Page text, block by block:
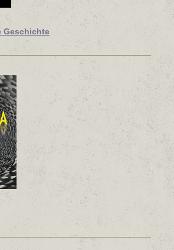
Geschichte